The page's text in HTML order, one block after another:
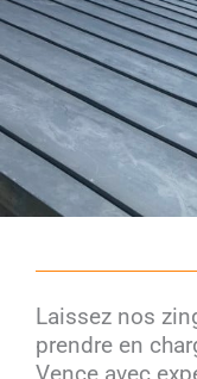
Laissez nos
prendre en
Vence avec